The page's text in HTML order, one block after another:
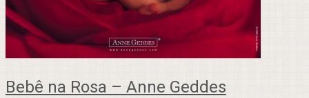
Bebê na Rosa – Anne Geddes